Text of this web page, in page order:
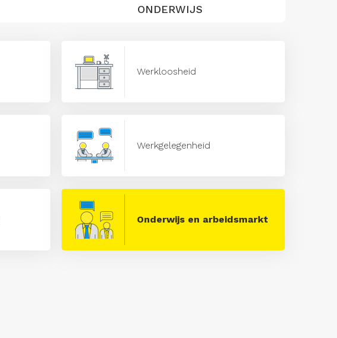
ONDERWIJS
Werkloosheid
Werkgelegenheid
Onderwijs en arbeidsmarkt